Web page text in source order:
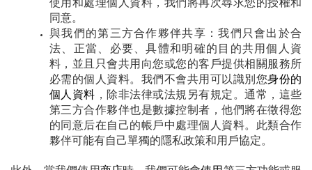
同意。
與我們的第三方合作夥伴共享：我們只會出於合
法、正當、必要、具體和明確的目的共用個人資
料，並且只會共用向您或您的客戶提供相關服務所
必需的個人資料。我們不會共用可以識別您身份的
個人資料 ，除非法律或法規另有規定。通常，這些
第三方合作夥伴也是數據控制者，他們將在徵得您
的同意后在自己的帳戶中處理個人資料。此類合作
夥伴可能有自己單獨的隱私政策和用戶協定。